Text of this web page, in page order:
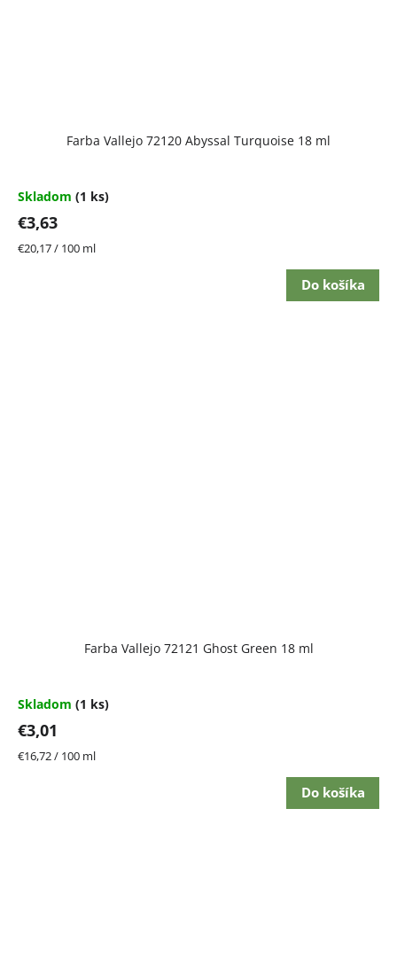
Farba Vallejo 72120 Abyssal Turquoise 18 ml
Skladom (1 ks)
€3,63
Jednotková
€20,17 / 100 ml
Do košíka
Farba Vallejo 72121 Ghost Green 18 ml
Skladom (1 ks)
€3,01
Jednotková
€16,72 / 100 ml
Do košíka